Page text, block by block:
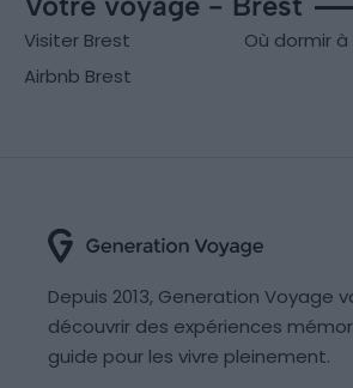
Visiter Brest
Où dormir à
Airbnb Brest
Depuis 2013, Generation Voyage
découvrir des expériences
guide pour les vivre pleinement.